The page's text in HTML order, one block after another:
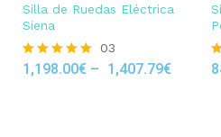
Silla de Ruedas Eléctrica
Siena
Rated
03
1,198.00€ – 1,407.79€